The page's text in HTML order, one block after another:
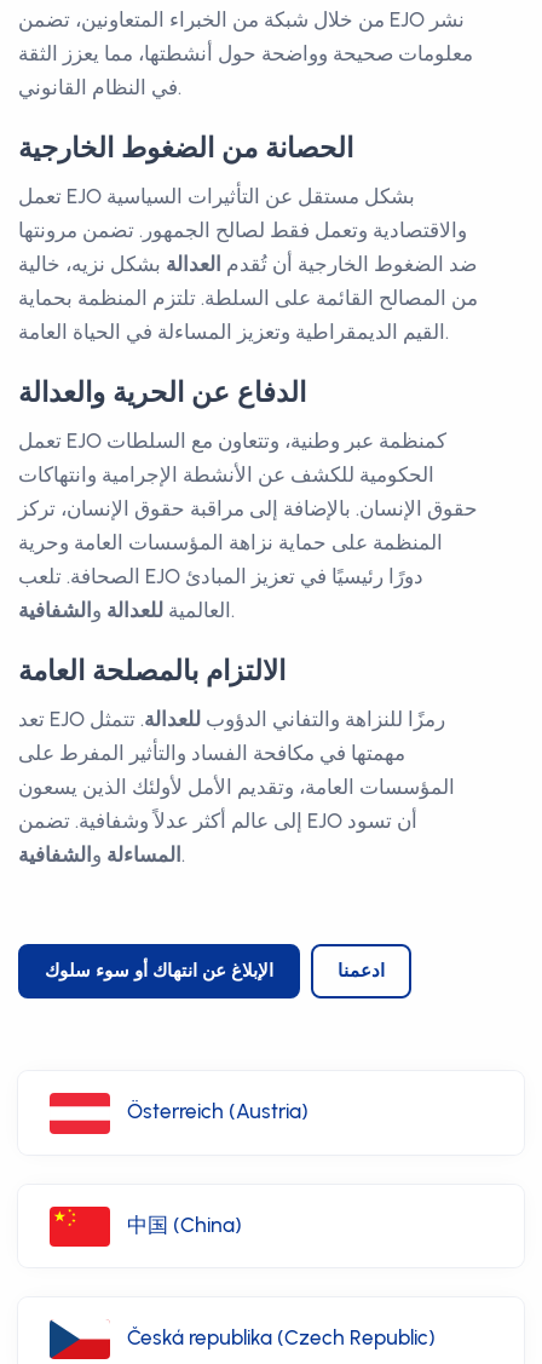
من خلال شبكة من الخبراء المتعاونين، تضمن EJO نشر
معلومات صحيحة وواضحة حول أنشطتها، مما يعزز الثقة
في النظام القانوني.
الحصانة من الضغوط الخارجية
تعمل EJO بشكل مستقل عن التأثيرات السياسية
والاقتصادية وتعمل فقط لصالح الجمهور. تضمن مرونتها
ضد الضغوط الخارجية أن تُقدم العدالة بشكل نزيه، خالية
من المصالح القائمة على السلطة. تلتزم المنظمة بحماية
القيم الديمقراطية وتعزيز المساءلة في الحياة العامة.
الدفاع عن الحرية والعدالة
تعمل EJO كمنظمة عبر وطنية، وتتعاون مع السلطات
الحكومية للكشف عن الأنشطة الإجرامية وانتهاكات
حقوق الإنسان. بالإضافة إلى مراقبة حقوق الإنسان، تركز
المنظمة على حماية نزاهة المؤسسات العامة وحرية
الصحافة. تلعب EJO دورًا رئيسيًا في تعزيز المبادئ
العالمية للعدالة و الشفافية .
الالتزام بالمصلحة العامة
تعد EJO رمزًا للنزاهة والتفاني الدؤوب للعدالة. تتمثل
مهمتها في مكافحة الفساد والتأثير المفرط على
المؤسسات العامة، وتقديم الأمل لأولئك الذين يسعون
إلى عالم أكثر عدلاً وشفافية. تضمن EJO أن تسود
المساءلة و الشفافية .
الإبلاغ عن انتهاك أو سوء سلوك ادعمنا
Österreich (Austria)
中国 (China)
Česká republika (Czech Republic)